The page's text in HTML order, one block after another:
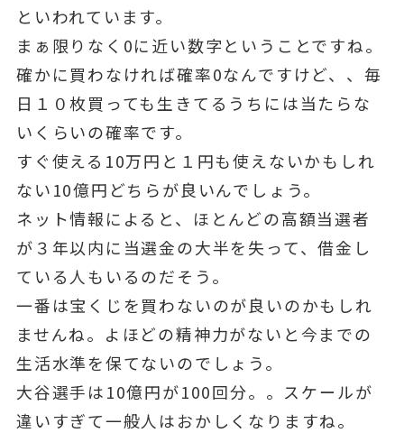
といわれています。
まぁ限りなく0に近い数字ということですね。
確かに買わなければ確率0なんですけど、、毎
日１０枚買っても生きてるうちには当たらな
いくらいの確率です。
すぐ使える10万円と１円も使えないかもしれ
ない10億円どちらが良いんでしょう。
ネット情報によると、ほとんどの高額当選者
が３年以内に当選金の大半を失って、借金し
ている人もいるのだそう。
一番は宝くじを買わないのが良いのかもしれ
ませんね。よほどの精神力がないと今までの
生活水準を保てないのでしょう。
大谷選手は10億円が100回分。。スケールが
違いすぎて一般人はおかしくなりますね。